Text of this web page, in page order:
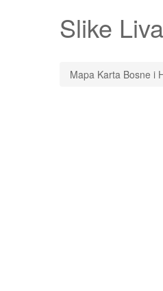
Slike
Mapa Karta Bosne i